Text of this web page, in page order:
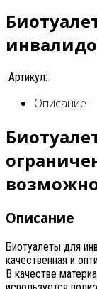
Артикул:
Описание
Описание
Биотуалеты для
качественная и
В качестве